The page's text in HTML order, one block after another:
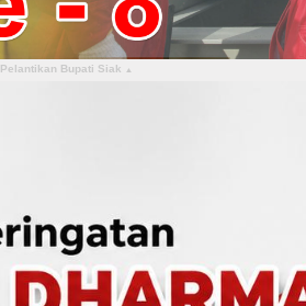
Pelantikan Bupati Siak ▴